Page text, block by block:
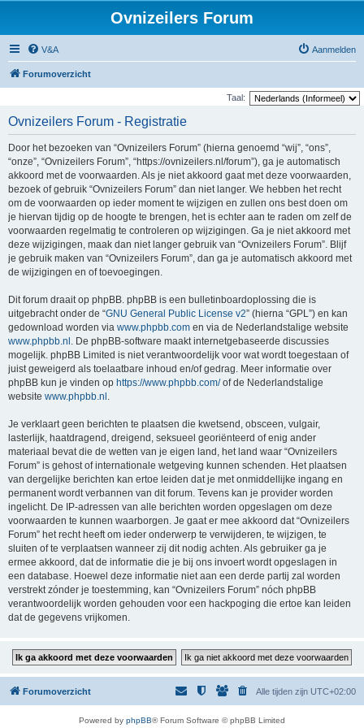
Ovnizeilers Forum
V&A Aanmelden
Forumoverzicht
Taal:
Ovnizeilers Forum - Registratie
Door het bezoeken van “Ovnizeilers Forum” (hierna genoemd “wij”, “ons”,
“onze”, “Ovnizeilers Forum”, “https://ovnizeilers.nl/forum”), ga je automatisch
akkoord met de voorwaarden. Als je niet akkoord gaat met deze voorwaarden,
bezoek of gebruik “Ovnizeilers Forum” dan niet langer. We hebben het recht
om de voorwaarden op ieder moment te wijzigen en zullen ons best doen om
je hiervan tijdig op de hoogte te brengen, het is echter aan te raden om zelf de
voorwaarden regelmatig te controleren op wijzigingen. Ga je niet akkoord met
deze wijzigingen, maak dan niet langer gebruik van “Ovnizeilers Forum”. Blijf
je gebruik maken van “Ovnizeilers Forum”, dan ga je automatisch akkoord met
de wijzigingen en of toevoegingen.
Dit forum draait op phpBB. phpBB is een bulletinboardoplossing die is
uitgebracht onder de “GNU General Public License v2” (hierna “GPL”) en kan
gedownload worden via www.phpbb.com en via de Nederlandstalige website
www.phpbb.nl . De phpBB-software maakt internetgebaseerde discussies
mogelijk. phpBB Limited is niet verantwoordelijk voor wat wordt toegestaan of
juist geweigerd als toelaatbare inhoud en/of gedrag. Meer informatie over
phpBB kun je vinden op https://www.phpbb.com/of de Nederlandstalige
website www.phpbb.nl .
Je verklaart geen berichten te plaatsen die kwetsend, obsceen, vulgair,
lasterlijk, haatdragend, dreigend, seksueel georiënteerd of enig ander
materiaal bevat die de wetten van je eigen land, het land waar “Ovnizeilers
Forum” is gehost of internationale wetgeving kunnen schenden. Het plaatsen
van dergelijke berichten kan ertoe leiden dat je met onmiddellijke ingang en
permanent wordt verbannen van dit forum. Tevens kan je provider worden
ingelicht. De IP-adressen van alle berichten worden opgeslagen om deze
voorwaarden te kunnen waarborgen. Je gaat er mee akkoord dat “Ovnizeilers
Forum” het recht heeft om ieder onderwerp te verwijderen, te wijzigen, te
sluiten of te verplaatsen wanneer zij dit nodig achten. Als gebruiker ga je
ermee akkoord, dat de informatie die je bij ons invoert wordt opgeslagen in
een database. Hoewel deze informatie niet aan een derde partij zal worden
verstrekt zónder je toestemming, kan “Ovnizeilers Forum” nóch phpBB
verantwoordelijk worden gehouden voor een hackpoging die ertoe kan leiden
dat de gegevens vrijkomen.
Forumoverzicht Alle tijden zijn UTC+02:00
Powered by phpBB® Forum Software © phpBB Limited